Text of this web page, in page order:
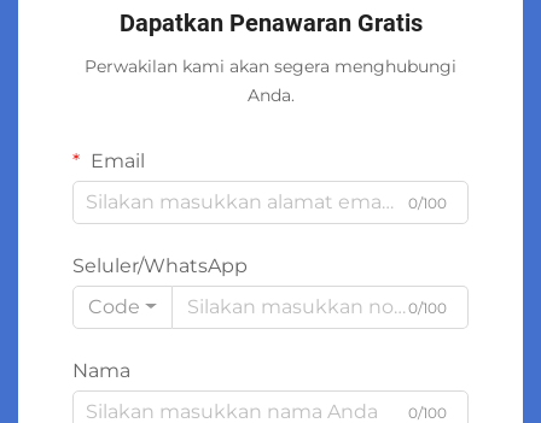
Dapatkan Penawaran Gratis
Perwakilan kami akan segera menghubungi
Anda.
Email
0/100
Seluler/WhatsApp
Code
0/100
Nama
0/100